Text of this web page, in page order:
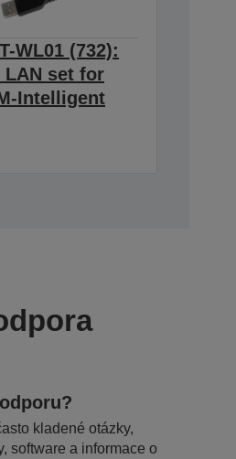
WL01 (732):
LAN set for
Intelligent
kladené otázky,
software a informace o